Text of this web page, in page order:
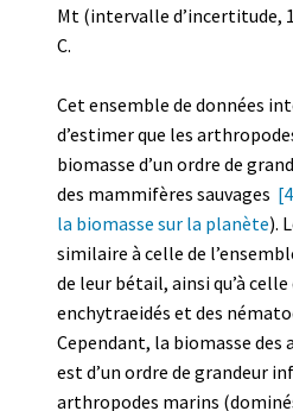
Mt (intervalle d’incertitude,
C.
Cet ensemble de données
d’estimer que les
biomasse d’un ordre de
des mammifères sauvages
la biomasse sur la planète).
similaire à celle de
de leur bétail, ainsi qu’à
enchytraeidés et des
Cependant, la biomasse
est d’un ordre de grandeur
arthropodes marins